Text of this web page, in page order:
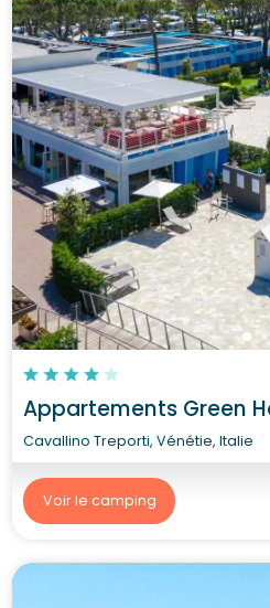
Appartements Green
Cavallino Treporti, Vénétie, Italie
Voir le camping